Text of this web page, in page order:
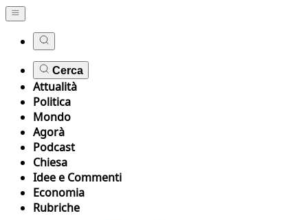
Cerca
Attualità
Politica
Mondo
Agorà
Podcast
Chiesa
Idee e Commenti
Economia
Rubriche